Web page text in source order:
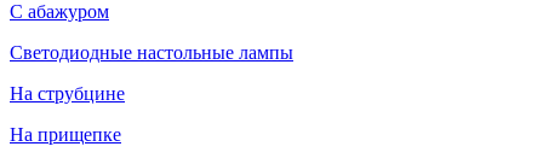
С абажуром
Светодиодные настольные лампы
На струбцине
На прищепке